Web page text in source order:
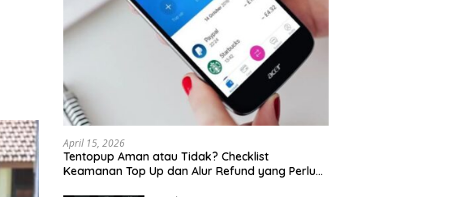
April 15, 2026
Tentopup Aman atau Tidak? Checklist
Keamanan Top Up dan Alur Refund yang Perlu